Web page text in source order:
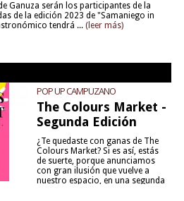
Ganuza serán los participantes de la
de la edición 2023 de "Samaniego in
tendrá ... (leer más)
POP UP CAMPUZANO
The Colours Market -
Segunda Edición
¿Te quedaste con ganas de The
Colours Market? Si es así, estás
de suerte, porque anunciamos
con gran ilusión que vuelve a
nuestro espacio, en una segunda